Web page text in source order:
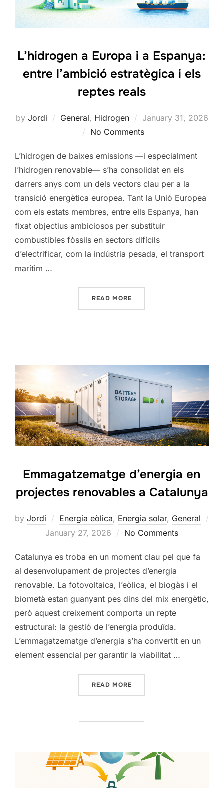
L’hidrogen a Europa i a Espanya:
entre l’ambició estratègica i els
reptes reals
by Jordi General, Hidrogen
Posted
on
January 31, 2026
No Comments
L’hidrogen de baixes emissions —i especialment
l’hidrogen renovable— s’ha consolidat en els
darrers anys com un dels vectors clau per a la
transició energètica europea. Tant la Unió Europea
com els estats membres, entre ells Espanya, han
fixat objectius ambiciosos per substituir
combustibles fòssils en sectors difícils
d’electrificar, com la indústria pesada, el transport
marítim …
READ MORE
Emmagatzematge d’energia en
projectes renovables a Catalunya
by Jordi Energia eòlica, Energia solar, General
Posted
January 27, 2026 No Comments
Catalunya es troba en un moment clau pel que fa
al desenvolupament de projectes d’energia
renovable. La fotovoltaica, l’eòlica, el biogàs i el
biometà estan guanyant pes dins del mix energètic,
però aquest creixement comporta un repte
estructural: la gestió de l’energia produïda.
L’emmagatzematge d’energia s’ha convertit en un
element essencial per garantir la viabilitat …
READ MORE